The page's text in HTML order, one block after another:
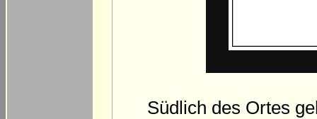
Südlich des Ortes